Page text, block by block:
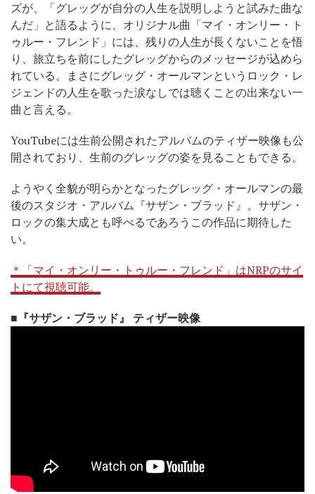
ズが、「グレッグが自分の人生を説明しようと試みた曲な
んだ」と語るように、オリジナル曲「マイ・オンリー・ト
ゥルー・フレンド」には、残りの人生が長くないことを悟
り、旅立ちを前にしたグレッグからのメッセージが込めら
れている。まさにグレッグ・オールマンというロック・レ
ジェンドの人生を歌った涙なしでは聴くことの出来ない一
曲と言える。
YouTubeには生前公開されたアルバムのティザー映像も公
開されており、生前のグレッグの姿を見ることもできる。
ようやく全貌が明らかとなったグレッグ・オールマンの最
後のスタジオ・アルバム『サザン・ブラッド』。サザン・
ロックの集大成とも呼べるであろうこの作品に期待した
い。
＊「マイ・オンリー・トゥルー・フレンド」はNRPのサイ
トにて視聴可能。
■『サザン・ブラッド』 ティザー映像